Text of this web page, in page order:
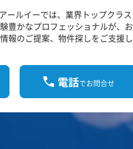
ールイーでは、業界トップクラス
豊かなプロフェッショナルが、お
報のご提案、物件探しをご支援し
電話でお問合せ